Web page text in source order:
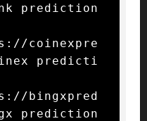
prediction
coinexpre
predicti
bingxpred
prediction